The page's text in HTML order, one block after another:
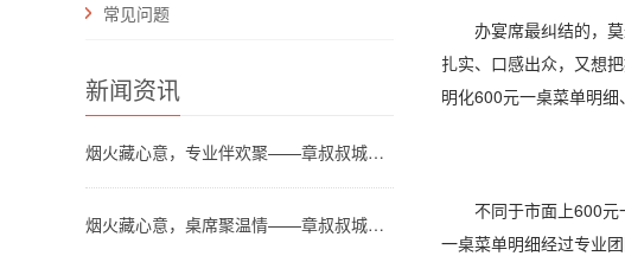
常见问题
新闻资讯
烟火藏心意，专业伴欢聚——章叔叔城市精英团队解锁川渝坝坝宴新格调
烟火藏心意，桌席聚温情——章叔叔城市精英团队解锁川渝坝坝宴新格调
办宴席最纠结的，莫
扎实、口感出众，又想
明化600元一桌菜单明细
不同于市面上600元一
一桌菜单明细经过专业